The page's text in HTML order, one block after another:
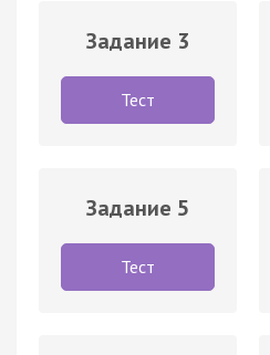
Задание 3
Тест
Задание 5
Тест